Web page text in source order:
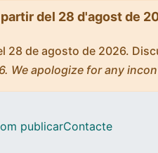
del 28 d'agost de
28 de agosto de 2026.
We apologize for any
publicarContacte